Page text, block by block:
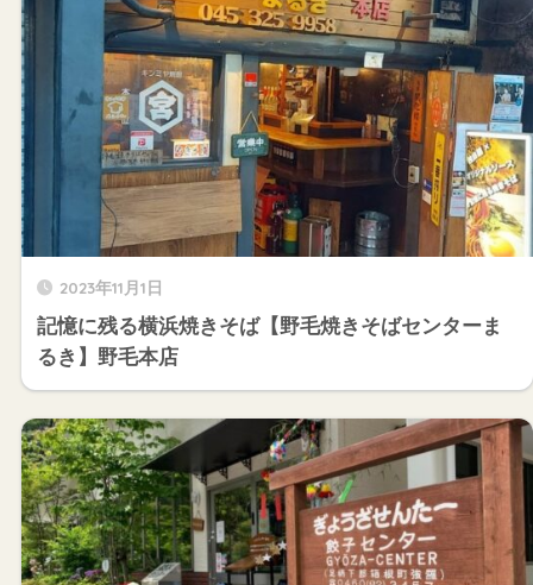
2023年11月1日
記憶に残る横浜焼きそば【野毛焼きそばセンターま
るき】野毛本店